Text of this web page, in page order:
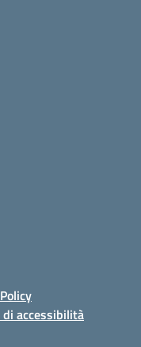
accessibilità